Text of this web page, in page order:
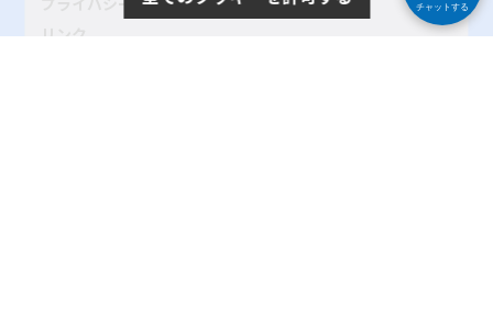
リンク
チャットする